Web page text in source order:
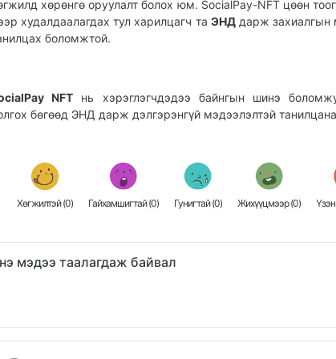
хөрөнгө оруулалт болох юм. SocialPay-NFT цөөн
худалдаалагдах тул харилцагч та ЭНДдарж захиалгын
боломжтой.
NFT нь хэрэглэгчдэдээ байнгын шинэ
бөгөөд ЭНД дарж дэлгэрэнгүй мэдээлэлтэй
Хөгжилтэй (0) Гайхамшигтай (0) Гунигтай (0) Жихүүцмээр (0)
мэдээ таалагдаж байвал